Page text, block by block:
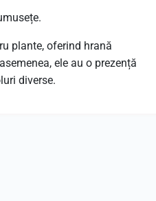
plante, oferind hrană
ele au o prezență
diverse.